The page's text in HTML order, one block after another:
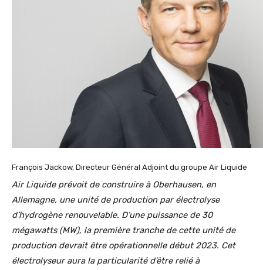
François Jackow, Directeur Général Adjoint du groupe Air Liquide
Air Liquide prévoit de construire à Oberhausen, en
Allemagne, une unité de production par électrolyse
d’hydrogène renouvelable. D’une puissance de 30
mégawatts (MW), la première tranche de cette unité de
production devrait être opérationnelle début 2023. Cet
électrolyseur aura la particularité d’être relié à